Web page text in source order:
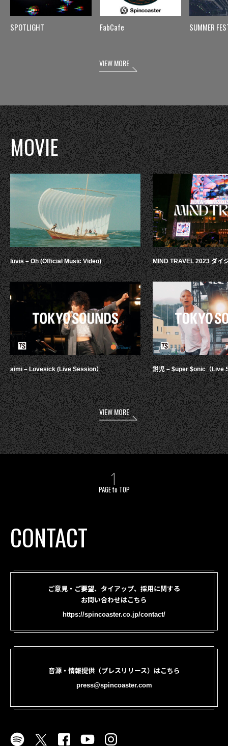
SPOTLIGHT FabCafe SUMMER
VIEW MORE
MOVIE
luvis – Oh (Official Music Video)
aimi – Lovesick (Live Session）
MIND TRAVEL 2023 ダイ
鋭児 – $uper $onic（Live
VIEW MORE
PAGE to TOP
CONTACT
ご意見・ご要望、タイアップ、採用に関する
お問い合わせはこちら
https://spincoaster.co.jp/contact/
音源・情報提供（プレスリリース）はこちら
press@spincoaster.com